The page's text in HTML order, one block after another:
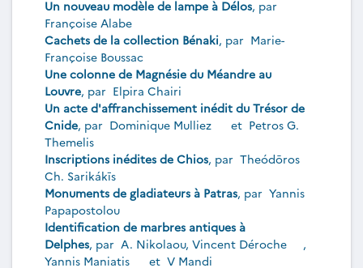
Un nouveau modèle de lampe à Délos, par
Françoise Alabe
Cachets de la collection Bénaki, par Marie-
Françoise Boussac
Une colonne de Magnésie du Méandre au
Louvre, par Elpira Chairi
Un acte d'affranchissement inédit du Trésor de
Cnide, par Dominique Mulliez et Petros G.
Themelis
Inscriptions inédites de Chios, par Theódōros
Ch. Sarikákīs
Monuments de gladiateurs à Patras, par Yannis
Papapostolou
Identification de marbres antiques à
Delphes, par A. Nikolaou, Vincent Déroche
,
Yannis Maniatis
et V Mandi